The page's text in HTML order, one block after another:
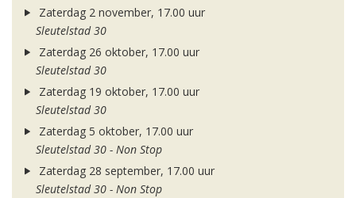
Zaterdag 2 november, 17.00 uur
Sleutelstad 30
Zaterdag 26 oktober, 17.00 uur
Sleutelstad 30
Zaterdag 19 oktober, 17.00 uur
Sleutelstad 30
Zaterdag 5 oktober, 17.00 uur
Sleutelstad 30 - Non Stop
Zaterdag 28 september, 17.00 uur
Sleutelstad 30 - Non Stop